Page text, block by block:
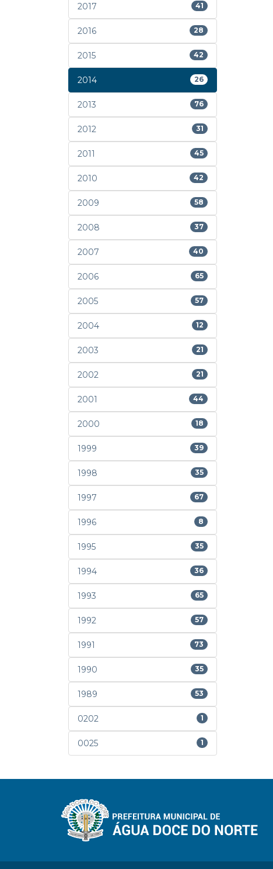
2017 41
2016 28
2015 42
2014 26
2013 76
2012 31
2011 45
2010 42
2009 58
2008 37
2007 40
2006 65
2005 57
2004 12
2003 21
2002 21
2001 44
2000 18
1999 39
1998 35
1997 67
1996 8
1995 35
1994 36
1993 65
1992 57
1991 73
1990 35
1989 53
0202 1
0025 1